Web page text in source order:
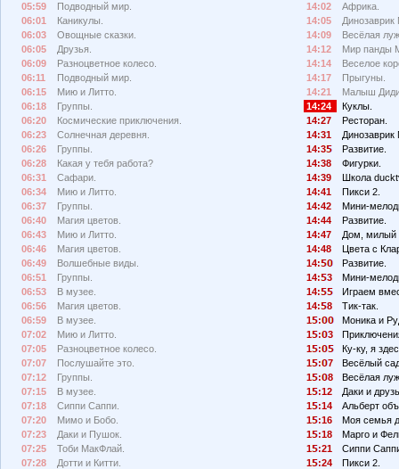
05:59
Подводный мир.
06:01
Каникулы.
06:03
Овощные сказки.
06:05
Друзья.
06:09
Разноцветное колесо.
06:11
Подводный мир.
06:15
Мию и Литто.
06:18
Группы.
06:20
Космические приключения.
06:23
Солнечная деревня.
06:26
Группы.
06:28
Какая у тебя работа?
06:31
Сафари.
06:34
Мию и Литто.
06:37
Группы.
06:40
Магия цветов.
06:43
Мию и Литто.
06:46
Магия цветов.
06:49
Волшебные виды.
06:51
Группы.
06:53
В музее.
06:56
Магия цветов.
06:59
В музее.
07:02
Мию и Литто.
07:05
Разноцветное колесо.
07:07
Послушайте это.
07:12
Группы.
07:15
В музее.
07:18
Сиппи Саппи.
07:20
Мимо и Бобо.
07:23
Даки и Пушок.
07:25
Тоби МакФлай.
07:28
Дотти и Китти.
14:02
Африка.
14:05
Динозаврик
14:09
Весёлая
14:12
Мир панды
14:14
Веселое
14:17
Прыгуны.
14:21
Малыш
14:24
Куклы.
14:27
Ресторан.
14:31
Динозаврик
14:3
Развитие.
14:38
Фигурки.
14:39
Школа
14:41
Пикси 2.
14:42
Мини-
14:44
Развитие.
14:47
Дом, милый
14:48
Цвета с
14:
Развитие.
14:
3
Мини-
14:
Играем
14:
8
Тик-так.
1
:
Моника и
1
: 3
1
:
Ку-ку, я
1
: 7
Весёлый
1
: 8
Весёлая
1
:12
Даки и
1
:14
Альберт
1
:16
Моя семья
1
:18
Марго и
1
:21
Сиппи
1
:24
Пикси 2.